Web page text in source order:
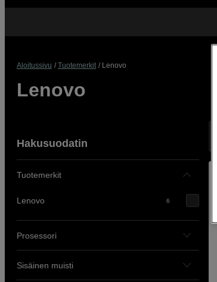
Aloitussivu Tuotemerkit Lenovo
Lenovo
Hakusuodatin
Tuotemerkit
Lenovo 6
Prosessori
Sisäinen muisti